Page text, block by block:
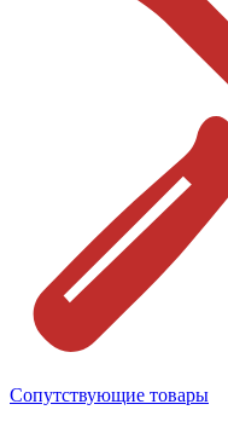
Сопутствующие товары